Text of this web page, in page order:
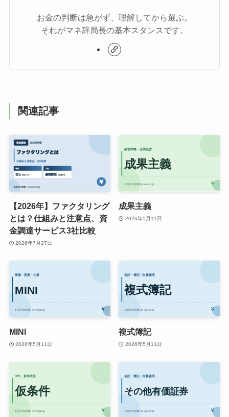
お金の判断は急がず、理解してから選ぶ。
それがマネ辞局長の基本スタンスです。
関連記事
【2026年】ファクタリング
とは？仕組みと注意点、資
金調達サービス3社比較
2026年7月27日
成果主義
2026年5月11日
MINI
2026年5月11日
複式簿記
2026年5月11日